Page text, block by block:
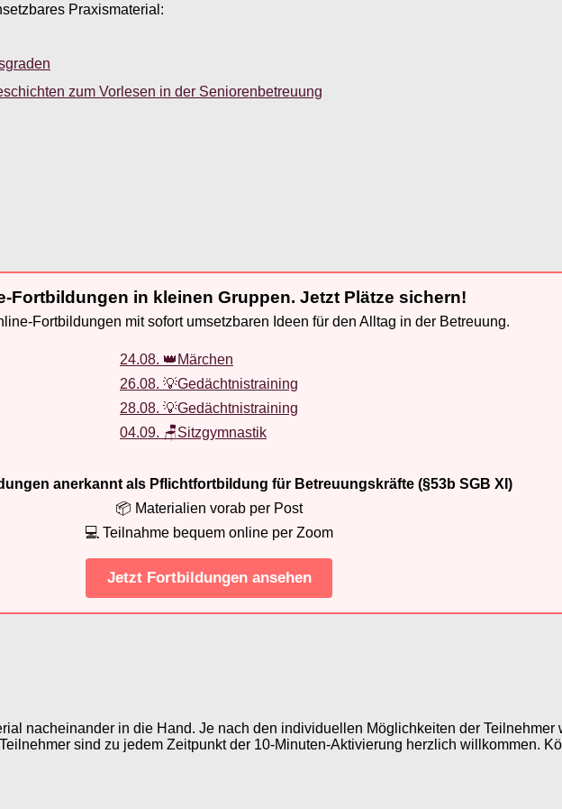
Praxismaterial:
zum Vorlesen in der Seniorenbetreuung
Fortbildungen in kleinen Gruppen. Jetzt Plätze sichern!
Fortbildungen mit sofort umsetzbaren Ideen für den Alltag in der Betreuung.
24.08. 👑Märchen
26.08. 💡Gedächtnistraining
28.08. 💡Gedächtnistraining
04.09. 🪑Sitzgymnastik
anerkannt als Pflichtfortbildung für Betreuungskräfte (§53b SGB XI)
📦 Materialien vorab per Post
💻 Teilnahme bequem online per Zoom
Jetzt Fortbildungen ansehen
nacheinander in die Hand. Je nach den individuellen Möglichkeiten der Teilnehmer
sind zu jedem Zeitpunkt der 10-Minuten-Aktivierung herzlich willkommen.